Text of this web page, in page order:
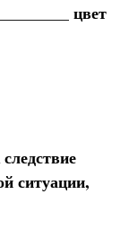
цвет
ситуации,